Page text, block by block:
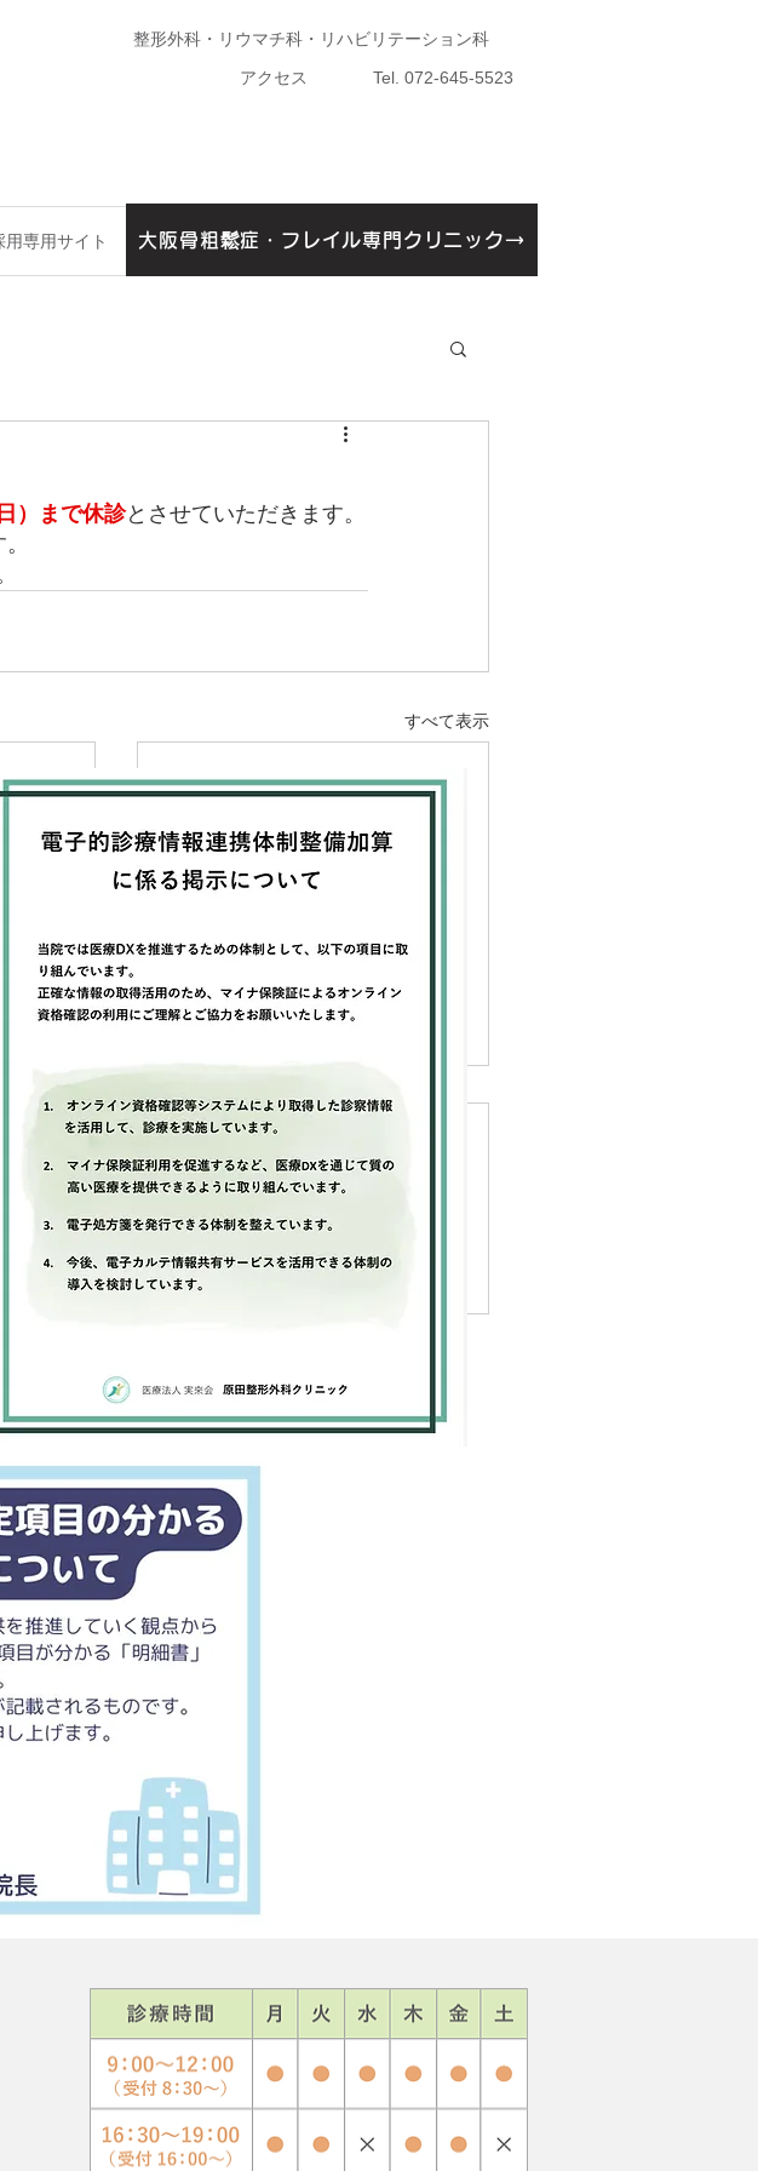
整形外科・リウマチ科・リハビリテーション科
アクセス
Tel. 072-645-5523
用専用サイト 大阪骨粗鬆症・フレイル専門クリニック開設告知
大阪骨粗鬆症・フレイル専門クリニック→
）まで休診とさせていただきます。
すべて表示
とな
いた
） --
8/31（土）の診療について
8月30日現在、各地で台風10号に
伴う大雨が続いておりますが、当
クリニックは明日8月３１日も通
何卒よろしくお願い申し上げま